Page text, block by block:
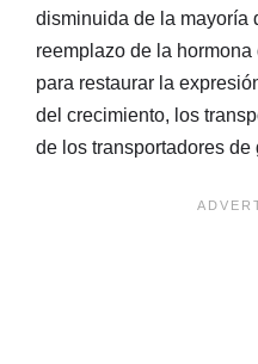
disminuida de la mayoría
reemplazo de la
para restaurar la
del crecimiento, los
de los transportadores de